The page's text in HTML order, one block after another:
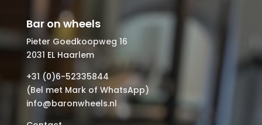
Bar on wheels
Pieter Goedkoopweg 16
2031 EL Haarlem
+31 (0)6-52335844
(Bel met Mark of WhatsApp)
info@baronwheels.nl